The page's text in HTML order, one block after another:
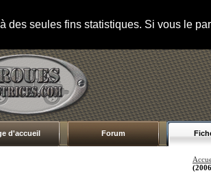
des seules fins statistiques. Si vous le
d'accueil Forum